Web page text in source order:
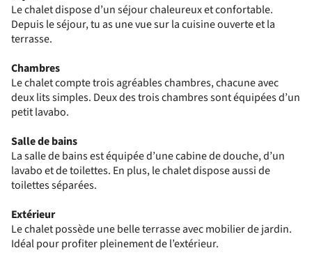
Le chalet dispose d’un séjour chaleureux et confortable.
Depuis le séjour, tu as une vue sur la cuisine ouverte et la
terrasse.
Chambres
Le chalet compte trois agréables chambres, chacune avec
deux lits simples. Deux des trois chambres sont équipées d’un
petit lavabo.
Salle de bains
La salle de bains est équipée d’une cabine de douche, d’un
lavabo et de toilettes. En plus, le chalet dispose aussi de
toilettes séparées.
Extérieur
Le chalet possède une belle terrasse avec mobilier de jardin.
Idéal pour profiter pleinement de l’extérieur.